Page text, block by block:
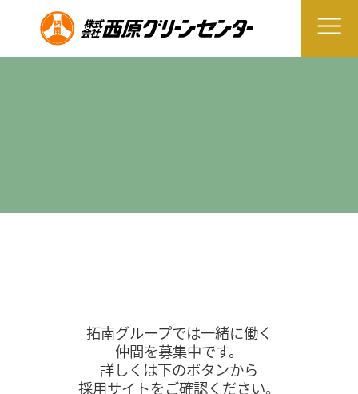
拓南グループでは一緒に働く
仲間を募集中です。
詳しくは下のボタンから
採用サイトをご確認ください。